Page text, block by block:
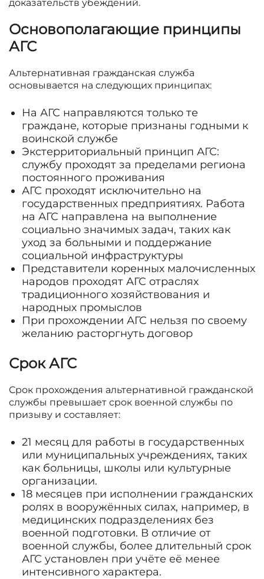
доказательств убеждений.
Основополагающие принципы
АГС
Альтернативная гражданская служба
основывается на следующих принципах:
На АГС направляются только те
граждане, которые признаны годными к
воинской службе
Экстерриториальный принцип АГС:
службу проходят за пределами региона
постоянного проживания
АГС проходят исключительно на
государственных предприятиях. Работа
на АГС направлена на выполнение
социально значимых задач, таких как
уход за больными и поддержание
социальной инфраструктуры
Представители коренных малочисленных
народов проходят АГС отраслях
традиционного хозяйствования и
народных промыслов
При прохождении АГС нельзя по своему
желанию расторгнуть договор
Срок АГС
Срок прохождения альтернативной гражданской
службы превышает срок военной службы по
призыву и составляет:
21 месяц для работы в государственных
или муниципальных учреждениях, таких
как больницы, школы или культурные
организации.
18 месяцев при исполнении гражданских
ролях в вооружённых силах, например, в
медицинских подразделениях без
военной подготовки. В отличие от
военной службы, более длительный срок
АГС установлен при учёте её менее
интенсивного характера.